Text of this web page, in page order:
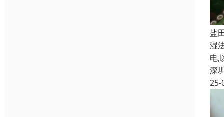
盐
湿
电,
深
25-